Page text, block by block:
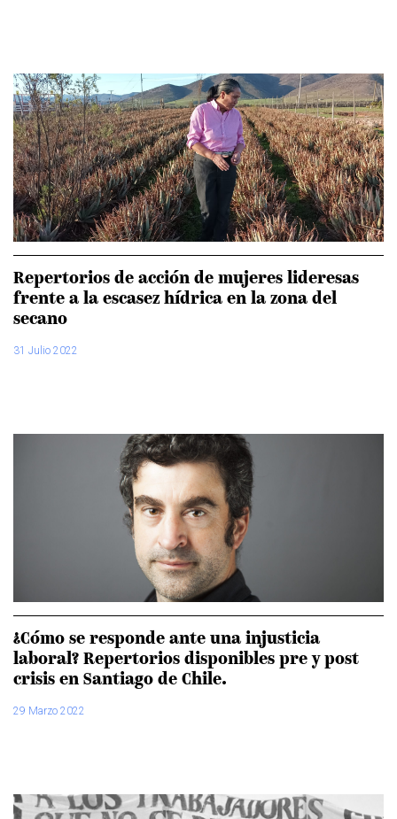
Repertorios de acción de mujeres lideresas
frente a la escasez hídrica en la zona del
secano
31 Julio 2022
¿Cómo se responde ante una injusticia
laboral? Repertorios disponibles pre y post
crisis en Santiago de Chile.
29 Marzo 2022